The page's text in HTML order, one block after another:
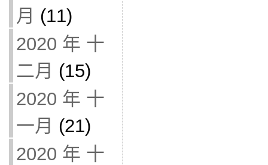
月 (11)
2020 年 十
二月 (15)
2020 年 十
一月 (21)
2020 年 十